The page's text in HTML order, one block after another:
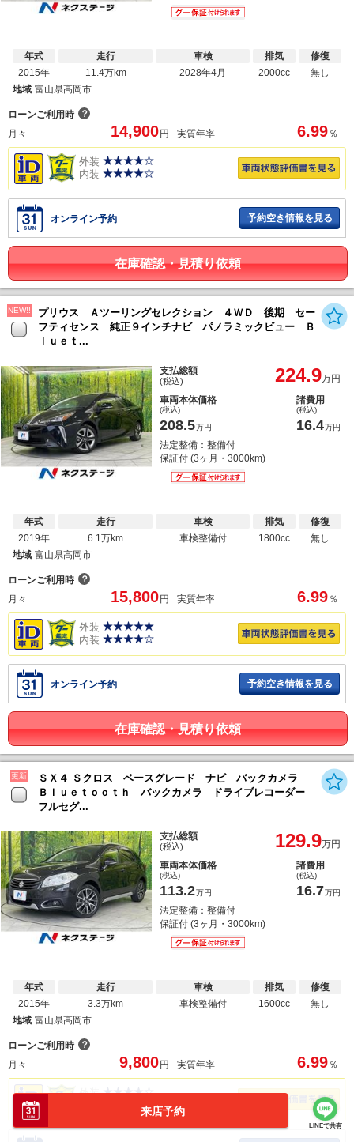
来店予約
LINEで共有
年式
2015年
走行
11.4万km
車検
2028年4月
排気
2000cc
修復
無し
地域 富山県高岡市
ローンご利用時 ？
月々
14,900 円 実質年率 6.99 ％
外装
内装
オンライン予約 予約空き情報を見る
在庫確認・見積り依頼
NEW!!
プリウス Ａツーリングセレクション ４ＷＤ 後期 セー
フティセンス 純正９インチナビ パノラミックビュー Ｂ
ｌｕｅｔ...
支払総額
(税込) 224.9万円
車両本体価格
(税込)
208.5万円
諸費用
(税込)
16.4万円
法定整備：整備付
保証付 (3ヶ月・3000km)
年式
2019年
走行
6.1万km
車検
車検整備付
排気
1800cc
修復
無し
地域 富山県高岡市
ローンご利用時 ？
月々
15,800 円 実質年率 6.99 ％
外装
内装
オンライン予約 予約空き情報を見る
在庫確認・見積り依頼
更新
ＳＸ４ Ｓクロス ベースグレード ナビ バックカメラ
Ｂｌｕｅｔｏｏｔｈ バックカメラ ドライブレコーダー
フルセグ...
支払総額
(税込) 129.9万円
車両本体価格
(税込)
113.2万円
諸費用
(税込)
16.7万円
法定整備：整備付
保証付 (3ヶ月・3000km)
年式
2015年
走行
3.3万km
車検
車検整備付
排気
1600cc
修復
無し
地域 富山県高岡市
ローンご利用時 ？
月々
9,800円 実質年率 6.99 ％
外装